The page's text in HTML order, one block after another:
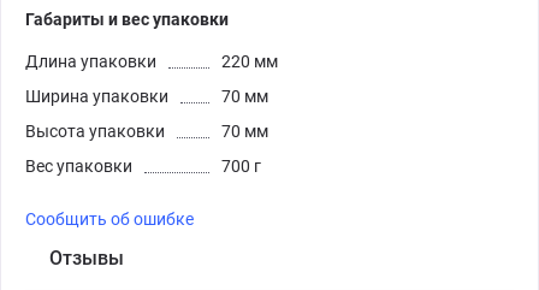
Габариты и вес упаковки
Длина упаковки
220 мм
Ширина упаковки
70 мм
Высота упаковки
70 мм
Вес упаковки
700 г
Сообщить об ошибке
Отзывы